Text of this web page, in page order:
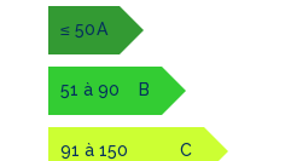
≤ 50A
51 à 90 B
91 à 150 C